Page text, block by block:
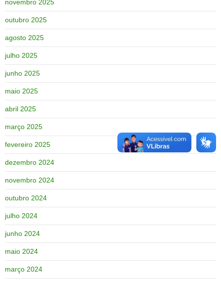
novembro 2025
outubro 2025
agosto 2025
julho 2025
junho 2025
maio 2025
abril 2025
março 2025
fevereiro 2025
dezembro 2024
novembro 2024
outubro 2024
julho 2024
junho 2024
maio 2024
março 2024